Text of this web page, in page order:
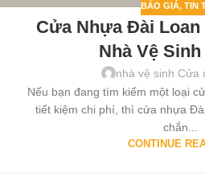
BÁO GIÁ, TIN
Cửa Nhựa Đài Loan
Nhà Vệ
nhà vệ sinh Cửa
Nếu bạn đang tìm kiếm một loại
tiết kiệm chi phí, thì cửa nhựa
chắn...
CONTINUE